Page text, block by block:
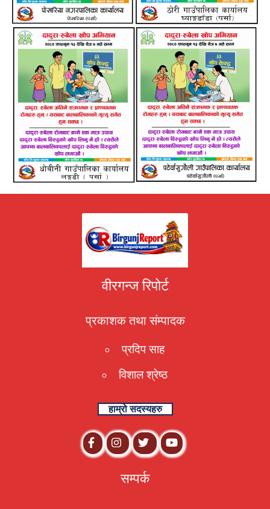
वीरगन्ज रिपोर्ट
प्रकाशक तथा संम्पादक
प्रदिप साह
विशाल श्रेष्ठ
हाम्रो सदस्यहरु
सम्पर्क